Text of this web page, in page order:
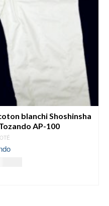
blanchi Shoshinsha
AP-100